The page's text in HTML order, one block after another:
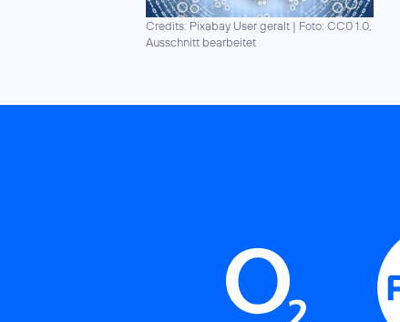
Credits: Pixabay User geralt | Foto: CC0 1.0,
Ausschnitt bearbeitet